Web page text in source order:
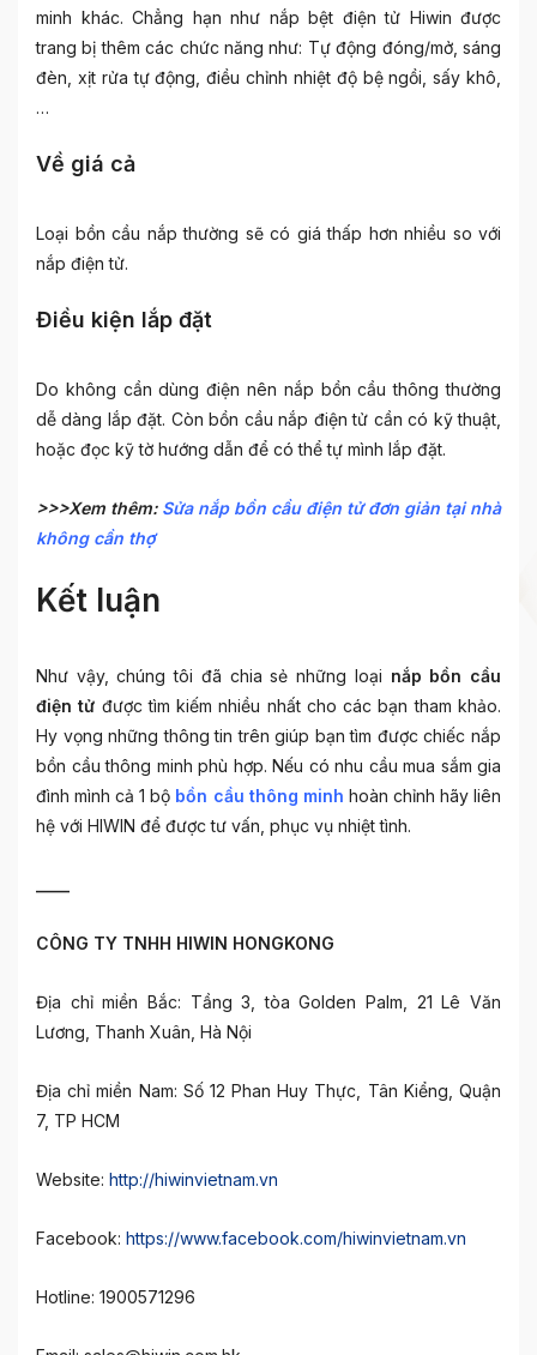
minh khác. Chẳng hạn như nắp bệt điện tử Hiwin được
trang bị thêm các chức năng như: Tự động đóng/mở, sáng
đèn, xịt rửa tự động, điều chỉnh nhiệt độ bệ ngồi, sấy khô,
…
Về giá cả
Loại bồn cầu nắp thường sẽ có giá thấp hơn nhiều so với
nắp điện tử.
Điều kiện lắp đặt
Do không cần dùng điện nên nắp bồn cầu thông thường
dễ dàng lắp đặt. Còn bồn cầu nắp điện tử cần có kỹ thuật,
hoặc đọc kỹ tờ hướng dẫn để có thể tự mình lắp đặt.
>>>Xem thêm: Sửa nắp bồn cầu điện tử đơn giản tại nhà
không cần thợ
Kết luận
Như vậy, chúng tôi đã chia sẻ những loại nắp bồn cầu
điện tử được tìm kiếm nhiều nhất cho các bạn tham khảo.
Hy vọng những thông tin trên giúp bạn tìm được chiếc nắp
bồn cầu thông minh phù hợp. Nếu có nhu cầu mua sắm gia
đình mình cả 1 bộ bồn cầu thông minh hoàn chỉnh hãy liên
hệ với HIWIN để được tư vấn, phục vụ nhiệt tình.
CÔNG TY TNHH HIWIN HONGKONG
Địa chỉ miền Bắc: Tầng 3, tòa Golden Palm, 21 Lê Văn
Lương, Thanh Xuân, Hà Nội
Địa chỉ miền Nam: Số 12 Phan Huy Thực, Tân Kiểng, Quận
7, TP HCM
Website: http://hiwinvietnam.vn
Facebook: https://www.facebook.com/hiwinvietnam.vn
Hotline: 1900571296